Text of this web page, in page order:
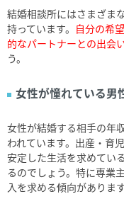
結婚相談所にはさまざま
持っています。 自分の希
的なパートナーとの出会
う。
女性が憧れている男
女性が結婚する相手の年
われています。出産・育
安定した生活を求めてい
るのでしょう。特に専業
入を求める傾向があります